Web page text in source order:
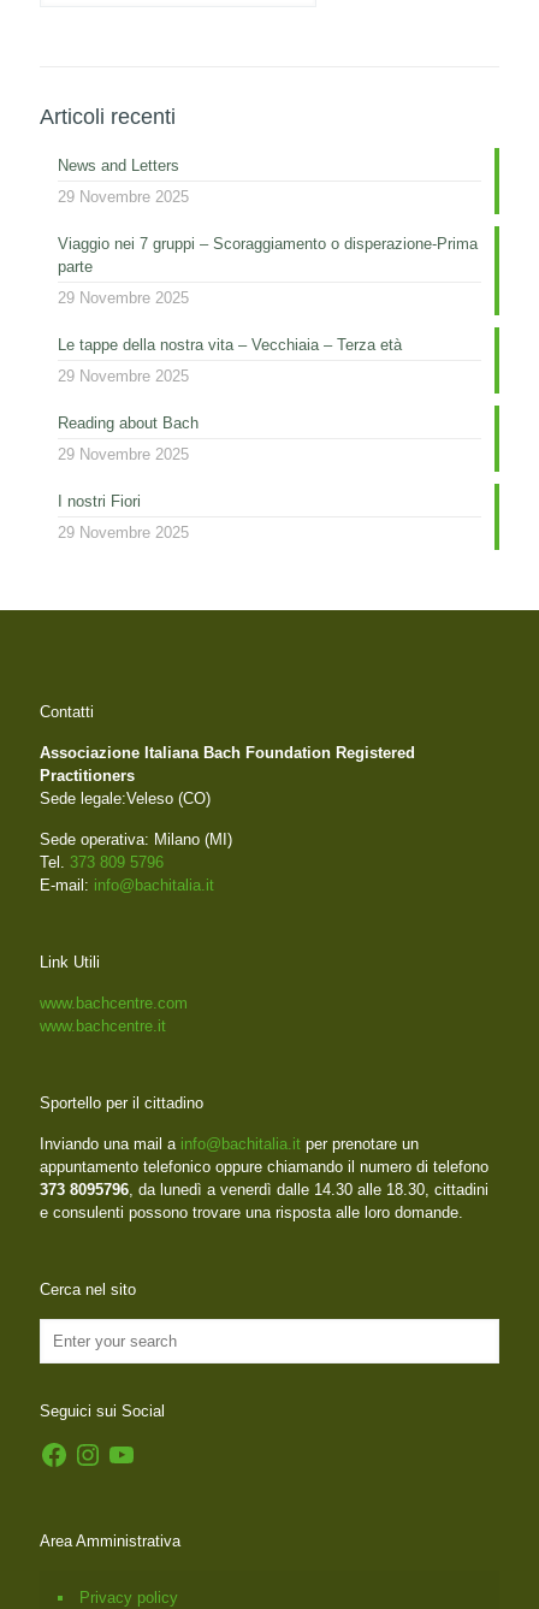
Articoli recenti
News and Letters
29 Novembre 2025
Viaggio nei 7 gruppi – Scoraggiamento o disperazione-Prima
parte
29 Novembre 2025
Le tappe della nostra vita – Vecchiaia – Terza età
29 Novembre 2025
Reading about Bach
29 Novembre 2025
I nostri Fiori
29 Novembre 2025
Contatti
Associazione Italiana Bach Foundation Registered
Practitioners
Sede legale:Veleso (CO)
Sede operativa: Milano (MI)
Tel. 373 809 5796
E-mail: info@bachitalia.it
Link Utili
www.bachcentre.com
www.bachcentre.it
Sportello per il cittadino
Inviando una mail a info@bachitalia.it per prenotare un
appuntamento telefonico oppure chiamando il numero di telefono
373 8095796, da lunedì a venerdì dalle 14.30 alle 18.30, cittadini
e consulenti possono trovare una risposta alle loro domande.
Cerca nel sito
Seguici sui Social
FacebookInstagramYouTube
Area Amministrativa
Privacy policy